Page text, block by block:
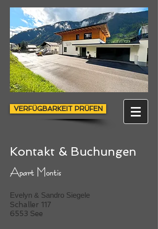
VERFÜGBARKEIT PRÜFEN
Kontakt & Buchungen
Apart Montis
Evelyn & Sandro Siegele
Schaller 117
6553 See